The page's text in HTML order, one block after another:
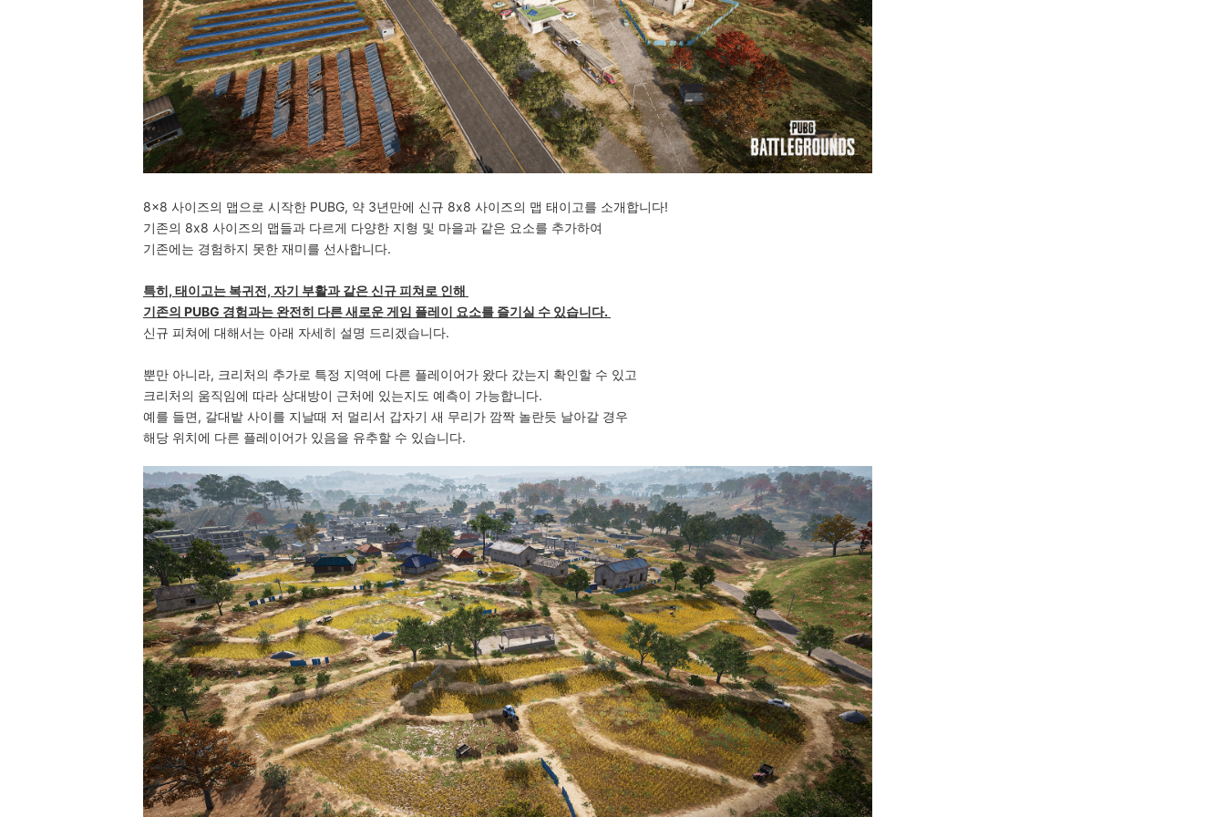
8x8 사이즈의 맵으로 시작한 PUBG, 약 3년만에 신규 8x8 사이즈의 맵 태이고를 소개합니다!
기존의 8x8 사이즈의 맵들과 다르게 다양한 지형 및 마을과 같은 요소를 추가하여
기존에는 경험하지 못한 재미를 선사합니다.
특히, 태이고는 복귀전, 자기 부활과 같은 신규 피쳐로 인해
기존의 PUBG 경험과는 완전히 다른 새로운 게임 플레이 요소를 즐기실 수 있습니다.
신규 피쳐에 대해서는 아래 자세히 설명 드리겠습니다.
뿐만 아니라, 크리처의 추가로 특정 지역에 다른 플레이어가 왔다 갔는지 확인할 수 있고
크리처의 움직임에 따라 상대방이 근처에 있는지도 예측이 가능합니다.
예를 들면, 갈대밭 사이를 지날때 저 멀리서 갑자기 새 무리가 깜짝 놀란듯 날아갈 경우
해당 위치에 다른 플레이어가 있음을 유추할 수 있습니다.